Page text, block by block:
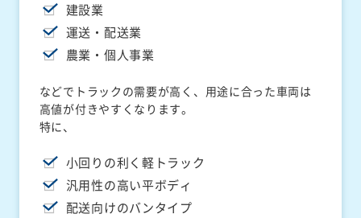
建設業
運送・配送業
農業・個人事業
などでトラックの需要が高く、用途に合った車両は
高値が付きやすくなります。
特に、
小回りの利く軽トラック
汎用性の高い平ボディ
配送向けのバンタイプ